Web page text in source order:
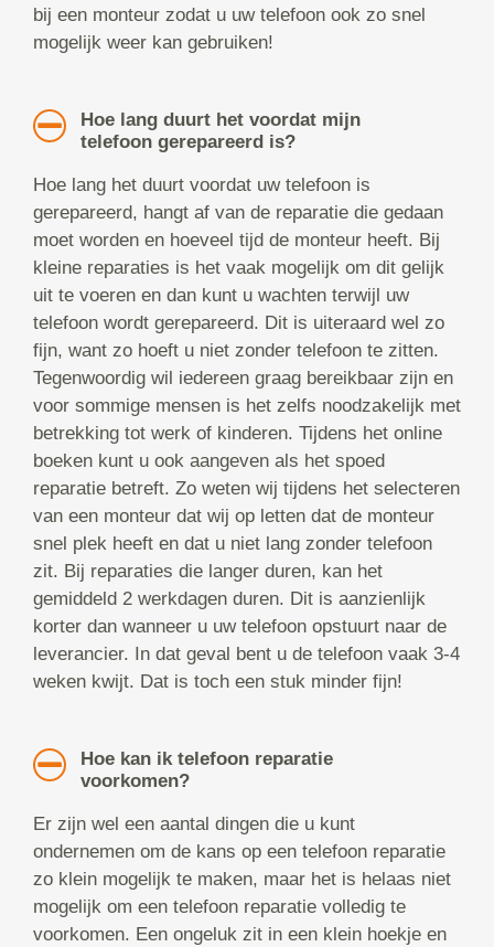
bij een monteur zodat u uw telefoon ook zo snel
mogelijk weer kan gebruiken!
Hoe lang duurt het voordat mijn
telefoon gerepareerd is?
Hoe lang het duurt voordat uw telefoon is
gerepareerd, hangt af van de reparatie die gedaan
moet worden en hoeveel tijd de monteur heeft. Bij
kleine reparaties is het vaak mogelijk om dit gelijk
uit te voeren en dan kunt u wachten terwijl uw
telefoon wordt gerepareerd. Dit is uiteraard wel zo
fijn, want zo hoeft u niet zonder telefoon te zitten.
Tegenwoordig wil iedereen graag bereikbaar zijn en
voor sommige mensen is het zelfs noodzakelijk met
betrekking tot werk of kinderen. Tijdens het online
boeken kunt u ook aangeven als het spoed
reparatie betreft. Zo weten wij tijdens het selecteren
van een monteur dat wij op letten dat de monteur
snel plek heeft en dat u niet lang zonder telefoon
zit. Bij reparaties die langer duren, kan het
gemiddeld 2 werkdagen duren. Dit is aanzienlijk
korter dan wanneer u uw telefoon opstuurt naar de
leverancier. In dat geval bent u de telefoon vaak 3-4
weken kwijt. Dat is toch een stuk minder fijn!
Hoe kan ik telefoon reparatie
voorkomen?
Er zijn wel een aantal dingen die u kunt
ondernemen om de kans op een telefoon reparatie
zo klein mogelijk te maken, maar het is helaas niet
mogelijk om een telefoon reparatie volledig te
voorkomen. Een ongeluk zit in een klein hoekje en